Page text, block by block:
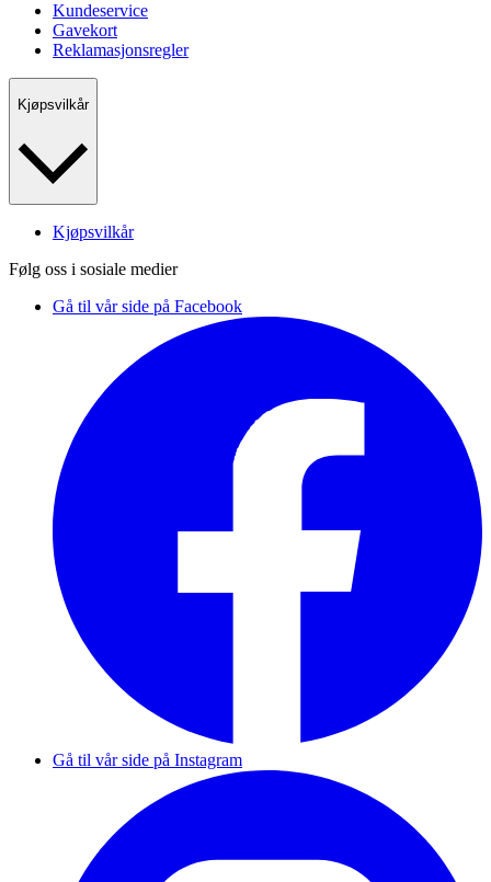
Kundeservice
Gavekort
Reklamasjonsregler
Kjøpsvilkår
Kjøpsvilkår
Følg oss i sosiale medier
Gå til vår side på Facebook
Gå til vår side på Instagram